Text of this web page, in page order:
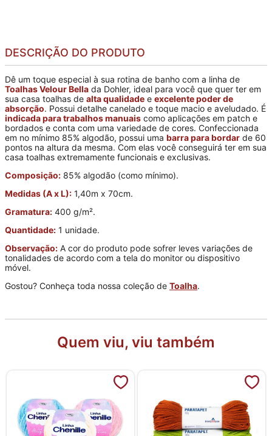
DESCRIÇÃO DO PRODUTO
Dê um toque especial à sua rotina de banho com a linha de
Toalhas Velour Bella da Dohler, ideal para você que quer ter em
sua casa toalhas de alta qualidade e excelente poder de
absorção. Possui detalhe canelado e toque macio e aveludado. É
indicada para trabalhos manuais como aplicações em patch e
bordados e conta com uma variedade de cores. Confeccionada
em no mínimo 85% algodão, possui uma barra para bordar de 60
pontos na altura da mesma. Com elas você conseguirá ter em sua
casa toalhas extremamente funcionais e exclusivas.
Composição: 85% algodão (como mínimo).
Medidas (A x L): 1,40m x 70cm.
Gramatura: 400 g/m².
Quantidade: 1 unidade.
Observação: A cor do produto pode sofrer leves variações de
tonalidades de acordo com a tela do monitor ou dispositivo
móvel.
Gostou? Conheça toda nossa coleção de Toalha.
Quem viu, viu também